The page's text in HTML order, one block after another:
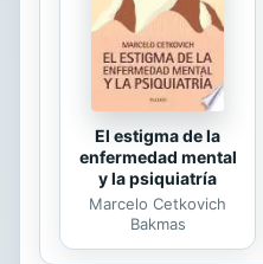
El estigma de la
enfermedad mental
y la psiquiatría
Marcelo Cetkovich
Bakmas